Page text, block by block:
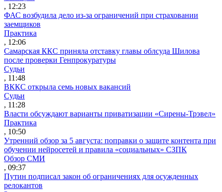
, 12:23
ФАС возбудила дело из-за ограничений при страховании
заемщиков
Практика
, 12:06
Самарская ККС приняла отставку главы облсуда Шилова
после проверки Генпрокуратуры
Судьи
, 11:48
ВККС открыла семь новых вакансий
Судьи
, 11:28
Власти обсуждают варианты приватизации «Сирены-Трэвел»
Практика
, 10:50
Утренний обзор за 5 августа: поправки о защите контента при
обучении нейросетей и правила «социальных» СЗПК
Обзор СМИ
, 09:37
Путин подписал закон об ограничениях для осужденных
релокантов